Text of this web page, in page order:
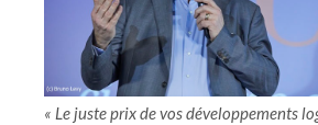
« Le juste prix de vos développements